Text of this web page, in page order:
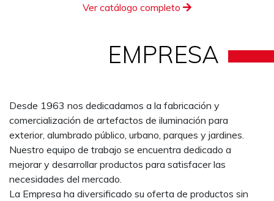
Ver catálogo completo
EMPRESA
Desde 1963 nos dedicadamos a la fabricación y
comercialización de artefactos de iluminación para
exterior, alumbrado público, urbano, parques y jardines.
Nuestro equipo de trabajo se encuentra dedicado a
mejorar y desarrollar productos para satisfacer las
necesidades del mercado.
La Empresa ha diversificado su oferta de productos sin